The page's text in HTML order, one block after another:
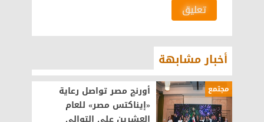
تعليق
أخبار مشابهة
مجتمع
أورنچ مصر تواصل رعاية
«إيناكتس مصر» للعام